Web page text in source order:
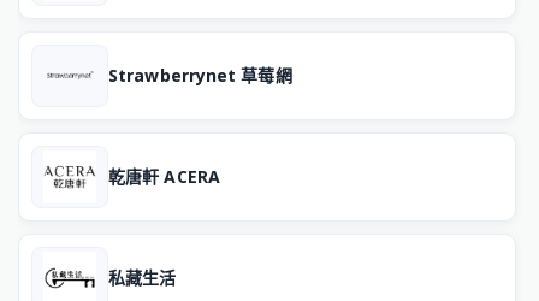
Strawberrynet 草莓網
乾唐軒 ACERA
私藏生活